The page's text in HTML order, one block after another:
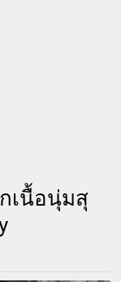
เนื้อนุ่มสุ